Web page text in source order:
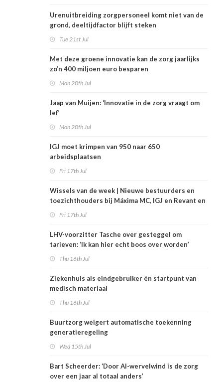
Urenuitbreiding zorgpersoneel komt niet van de
grond, deeltijdfactor blijft steken
Tue 21st Jul
Met deze groene innovatie kan de zorg jaarlijks
zo’n 400 miljoen euro besparen
Mon 20th Jul
Jaap van Muijen: ‘Innovatie in de zorg vraagt om
lef’
Mon 20th Jul
IGJ moet krimpen van 950 naar 650
arbeidsplaatsen
Fri 17th Jul
Wissels van de week | Nieuwe bestuurders en
toezichthouders bij Máxima MC, IGJ en Revant en
Fri 17th Jul
LHV-voorzitter Tasche over gesteggel om
tarieven: ‘Ik kan hier echt boos over worden’
Thu 16th Jul
Ziekenhuis als eindgebruiker én startpunt van
medisch materiaal
Thu 16th Jul
Buurtzorg weigert automatische toekenning
generatieregeling
Wed 15th Jul
Bart Scheerder: ‘Door AI-wervelwind is de zorg
over een jaar al totaal anders’